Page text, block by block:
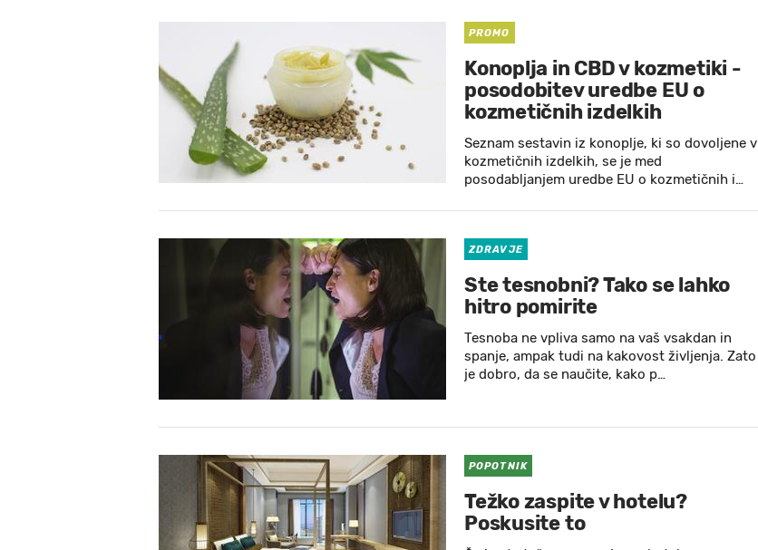
PROMO
Konoplja in CBD v kozmetiki -
posodobitev uredbe EU o
kozmetičnih izdelkih
Seznam sestavin iz konoplje, ki so dovoljene v
kozmetičnih izdelkih, se je med
posodabljanjem uredbe EU o kozmetičnih i…
ZDRAVJE
Ste tesnobni? Tako se lahko
hitro pomirite
Tesnoba ne vpliva samo na vaš vsakdan in
spanje, ampak tudi na kakovost življenja. Zato
je dobro, da se naučite, kako p…
POPOTNIK
Težko zaspite v hotelu?
Poskusite to